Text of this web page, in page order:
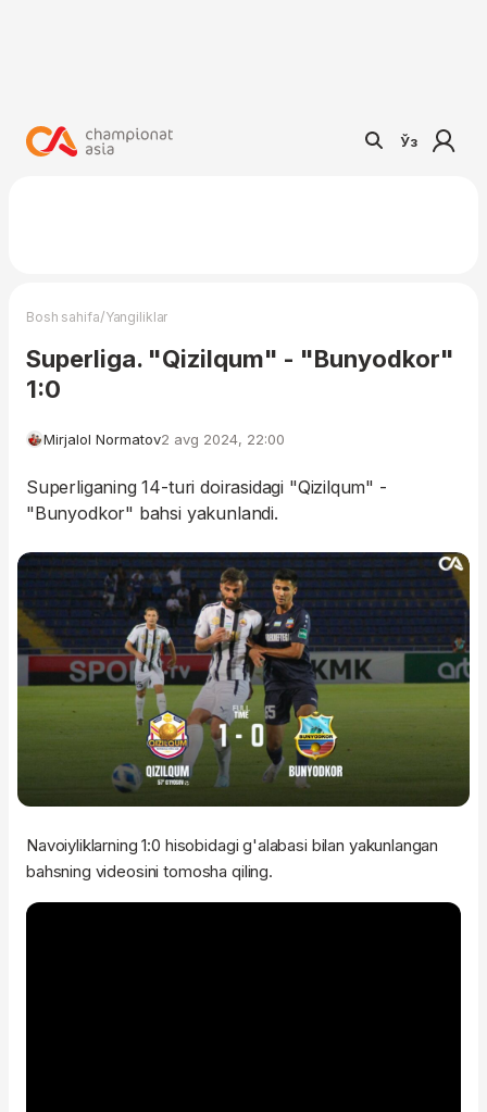
Ўз
Bosh sahifa/Yangiliklar
Superliga. "Qizilqum" - "Bunyodkor"
1:0
Mirjalol Normatov2 avg 2024, 22:00
Superliganing 14-turi doirasidagi "Qizilqum" -
"Bunyodkor" bahsi yakunlandi.
Navoiyliklarning 1:0 hisobidagi g'alabasi bilan yakunlangan
bahsning videosini tomosha qiling.